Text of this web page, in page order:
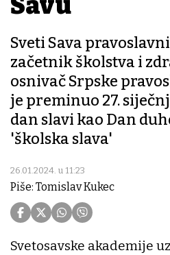
Sveti Sava
začetnik školstva i
osnivač Srpske
je preminuo 27.
dan slavi kao Dan
'školska slava'
26.01.2024. u 11:23
Piše: Tomislav Kukec
Svetosavske akademije